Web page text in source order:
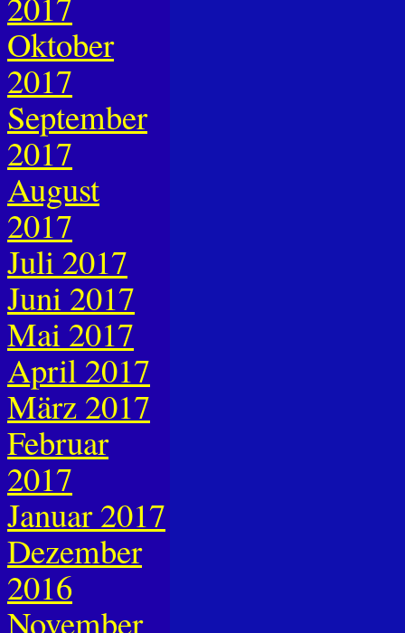
Oktober
2017
September
2017
August
2017
Juli 2017
Juni 2017
Mai 2017
April 2017
März 2017
Februar
2017
Januar 2017
Dezember
2016
November